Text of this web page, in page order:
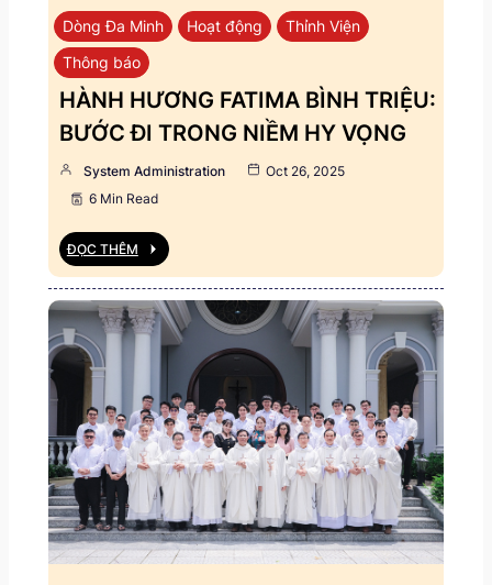
Dòng Đa Minh Hoạt động
Thỉnh Viện
Thông báo
HÀNH HƯƠNG FATIMA BÌNH TRIỆU:
BƯỚC ĐI TRONG NIỀM HY VỌNG
System Administration
Oct 26, 2025
6 Min Read
ĐỌC THÊM